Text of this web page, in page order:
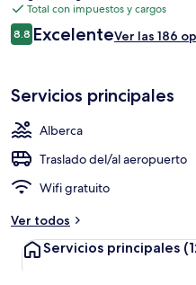
total
es
de
Total con impuestos y cargos
Opiniones
8.88.8 de 10,
ExcelenteVer las 186
Servicios principales
Alberca
Traslado del/al aeropuerto
Wifi gratuito
Ver todos
Servicios principales